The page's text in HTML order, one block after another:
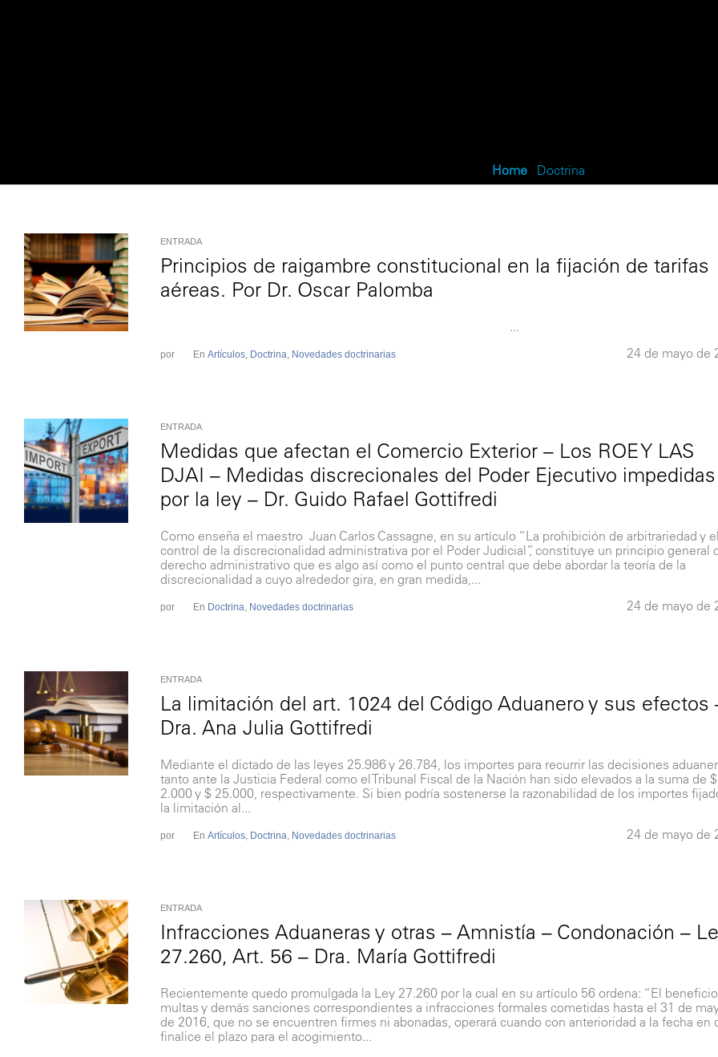
Home Doctrina
ENTRADA
Principios de raigambre constitucional en la fijación de tarifas
aéreas. Por Dr. Oscar Palomba
...
24 de mayo de
por En Artículos, Doctrina, Novedades doctrinarias
ENTRADA
Medidas que afectan el Comercio Exterior – Los ROE Y LAS
DJAI – Medidas discrecionales del Poder Ejecutivo impedidas
por la ley – Dr. Guido Rafael Gottifredi
Como enseña el maestro Juan Carlos Cassagne, en su artículo “La prohibición de arbitrariedad y el
control de la discrecionalidad administrativa por el Poder Judicial”, constituye un principio general
derecho administrativo que es algo así como el punto central que debe abordar la teoría de la
discrecionalidad a cuyo alrededor gira, en gran medida,...
24 de mayo de
por En Doctrina, Novedades doctrinarias
ENTRADA
La limitación del art. 1024 del Código Aduanero y sus efectos
Dra. Ana Julia Gottifredi
Mediante el dictado de las leyes 25.986 y 26.784, los importes para recurrir las decisiones
tanto ante la Justicia Federal como el Tribunal Fiscal de la Nación han sido elevados a la suma de $
2.000 y $ 25.000, respectivamente. Si bien podría sostenerse la razonabilidad de los importes
la limitación al...
24 de mayo de
por En Artículos, Doctrina, Novedades doctrinarias
ENTRADA
Infracciones Aduaneras y otras – Amnistía – Condonación –
27.260, Art. 56 – Dra. María Gottifredi
Recientemente quedo promulgada la Ley 27.260 por la cual en su artículo 56 ordena: “El
multas y demás sanciones correspondientes a infracciones formales cometidas hasta el 31 de
de 2016, que no se encuentren firmes ni abonadas, operará cuando con anterioridad a la fecha en
finalice el plazo para el acogimiento...